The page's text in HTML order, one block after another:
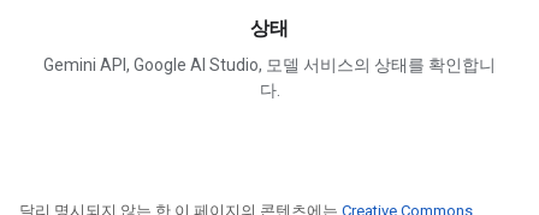
상태
Gemini API, Google AI Studio, 모델 서비스의 상태를 확인합니
다.
달리 명시되지 않는 한 이 페이지의 콘텐츠에는 Creative Commons